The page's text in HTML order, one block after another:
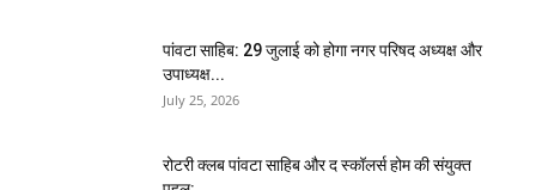
पांवटा साहिब: 29 जुलाई को होगा नगर परिषद अध्यक्ष और
उपाध्यक्ष...
July 25, 2026
​रोटरी क्लब पांवटा साहिब और द स्कॉलर्स होम की संयुक्त